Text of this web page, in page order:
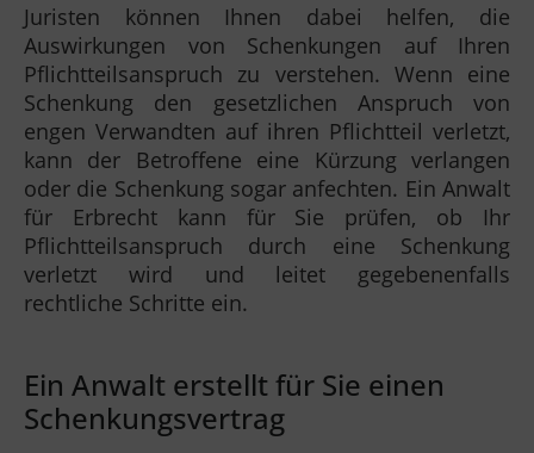
Juristen können Ihnen dabei helfen, die
Auswirkungen von Schenkungen auf Ihren
Pflichtteilsanspruch zu verstehen. Wenn eine
Schenkung den gesetzlichen Anspruch von
engen Verwandten auf ihren Pflichtteil verletzt,
kann der Betroffene eine Kürzung verlangen
oder die Schenkung sogar anfechten. Ein Anwalt
für Erbrecht kann für Sie prüfen, ob Ihr
Pflichtteilsanspruch durch eine Schenkung
verletzt wird und leitet gegebenenfalls
rechtliche Schritte ein.
Ein Anwalt erstellt für Sie einen
Schenkungsvertrag